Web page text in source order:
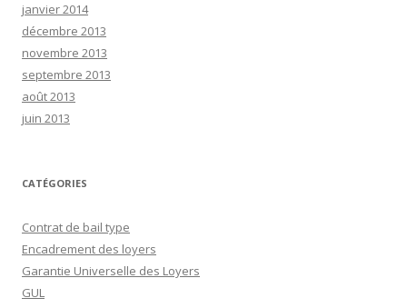
janvier 2014
décembre 2013
novembre 2013
septembre 2013
août 2013
juin 2013
CATÉGORIES
Contrat de bail type
Encadrement des loyers
Garantie Universelle des Loyers
GUL